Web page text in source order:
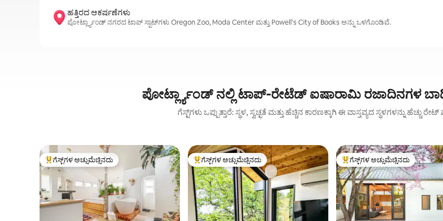
ಹತ್ತಿರದ ಆಕರ್ಷಣೆಗಳು
ಪೋರ್ಟ್ಲ್ಯಾಂಡ್ ನಗರದ ಟಾಪ್ ಸ್ಪಾಟ್‌ಗಳು Oregon Zoo, Moda Center ಮತ್ತು Powell's City of Books ಅನ್ನು ಒಳಗೊಂಡಿವೆ.
ಪೋರ್ಟ್ಲ್ಯಾಂಡ್ ನಲ್ಲಿ ಟಾಪ್-ರೇಟೆಡ್ ಐಷಾರಾಮಿ ರಜಾದಿನಗಳ
ಗೆಸ್ಟ್‌ಗಳು ಒಪ್ಪುತ್ತಾರೆ: ಸ್ಥಳ, ಸ್ವಚ್ಛತೆ ಮತ್ತು ಹೆಚ್ಚಿನ ಕಾರಣಕ್ಕಾಗಿ ಈ ವಾಸ್ತವ್ಯದ ಸ್ಥಳಗಳನ್ನು ಹೆಚ್ಚು
ಗೆಸ್ಟ್‌ಗಳಿಗೆ ಅತಿ ಹೆಚ್ಚು ಅಚ್ಚುಮೆಚ್ಚಿನದು
ಗೆಸ್ಟ್‌ಗಳ ಅಚ್ಚುಮೆಚ್ಚಿನದು ಗೆಸ್ಟ್‌ಗಳಿಗೆ ಅತಿ ಹೆಚ್ಚು ಅಚ್ಚುಮೆಚ್ಚಿನದು
ಗೆಸ್ಟ್‌ಗಳ ಅಚ್ಚುಮೆಚ್ಚಿನದು ಗೆಸ್ಟ್‌ಗಳಿಗೆ ಅತಿ ಹೆಚ್ಚು ಅಚ್ಚುಮೆಚ್ಚಿನದು
ಗೆಸ್ಟ್‌ಗಳ ಅಚ್ಚುಮೆಚ್ಚಿನದು